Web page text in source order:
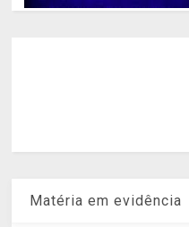
Matéria em evidência